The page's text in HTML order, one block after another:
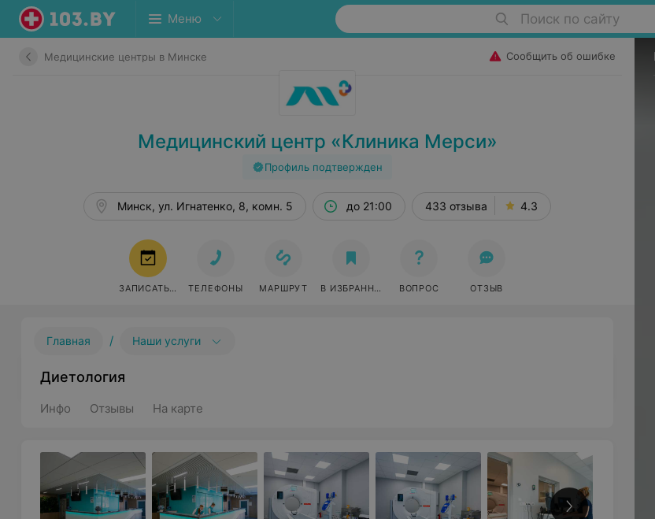
Меню Поиск по сайту
Медицинские центры в Минске Сообщить об ошибке
Медицинский центр «Клиника Мерси»
Профиль подтвержден
Минск, ул. Игнатенко, 8, комн. 5 до 21:00 433 отзыва 4.3
ЗАПИСАТЬСЯ ТЕЛЕФОНЫ МАРШРУТ В ИЗБРАННОЕ ВОПРОС ОТЗЫВ
Главная / Наши услуги
Диетология
Инфо Отзывы На карте